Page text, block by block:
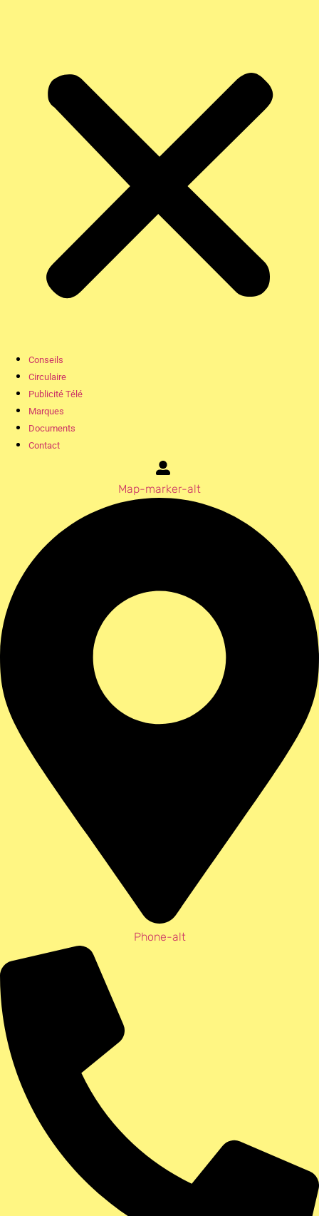
Conseils
Circulaire
Publicité Télé
Marques
Documents
Contact
Map-marker-alt
Phone-alt